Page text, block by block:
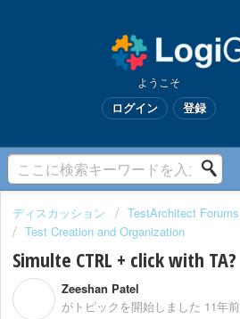
ようこそ
ログイン 登録
ディスカッション
TestArchitect Forums
Test Creation and Organization
Simulte CTRL + click with TA?
Zeeshan Patel
がトピックを開始しました 11年前